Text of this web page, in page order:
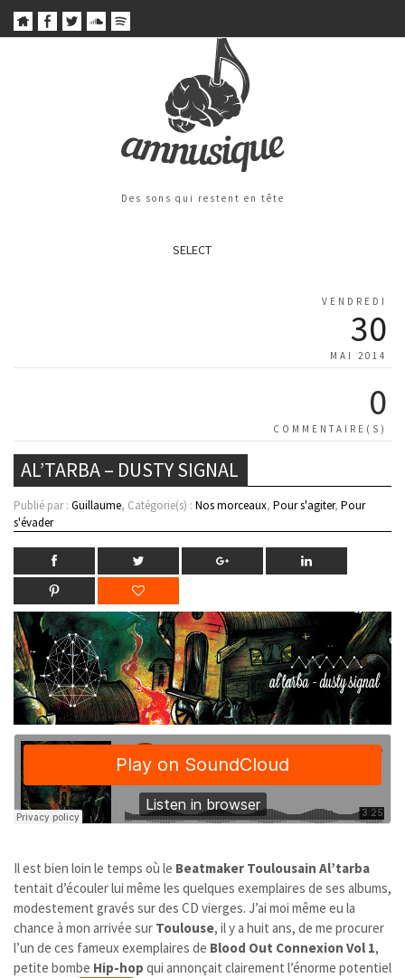
Des sons qui restent en tête
SELECT
VENDREDI
30
MAI 2014
0
COMMENTAIRE(S)
AL’TARBA – DUSTY SIGNAL
Publié par : Guillaume, Catégorie(s) : Nos morceaux, Pour s'agiter, Pour
s'évader
Il est bien loin le temps où le Beatmaker Toulousain Al’tarba
tentait d’écouler lui même les quelques exemplaires de ses albums,
modestement gravés sur des CD vierges. J’ai moi même eu la
chance à mon arrivée sur Toulouse, il y a huit ans, de me procurer
l’un de ces fameux exemplaires de Blood Out Connexion Vol 1,
petite bombe Hip-hop qui annonçait clairement l’énorme potentiel